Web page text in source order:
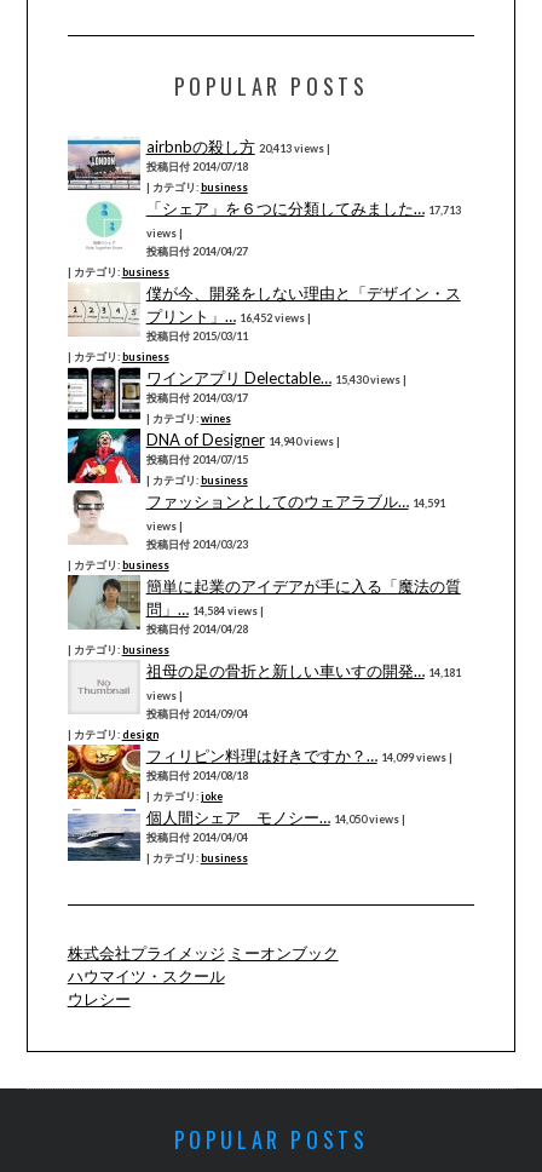
POPULAR POSTS
airbnbの殺し方 20,413 views|
投稿日付 2014/07/18
| カテゴリ:business
「シェア」を６つに分類してみました… 17,713
views|
投稿日付 2014/04/27
| カテゴリ:business
僕が今、開発をしない理由と「デザイン・ス
プリント」… 16,452 views|
投稿日付 2015/03/11
| カテゴリ:business
ワインアプリ Delectable… 15,430 views|
投稿日付 2014/03/17
| カテゴリ:wines
DNA of Designer 14,940 views|
投稿日付 2014/07/15
| カテゴリ:business
ファッションとしてのウェアラブル… 14,591
views|
投稿日付 2014/03/23
| カテゴリ:business
簡単に起業のアイデアが手に入る「魔法の質
問」… 14,584 views|
投稿日付 2014/04/28
| カテゴリ:business
祖母の足の骨折と新しい車いすの開発… 14,181
views|
投稿日付 2014/09/04
| カテゴリ:design
フィリピン料理は好きですか？… 14,099 views|
投稿日付 2014/08/18
| カテゴリ:joke
個人間シェア モノシー… 14,050 views|
投稿日付 2014/04/04
| カテゴリ:business
株式会社プライメッジ ミーオンブック
ハウマイツ・スクール
ウレシー
POPULAR POSTS